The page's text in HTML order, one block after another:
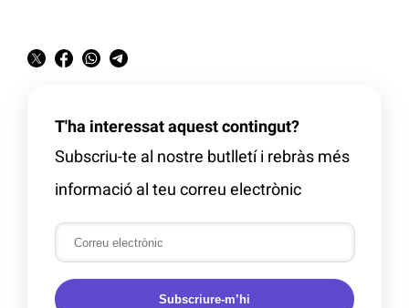
T'ha interessat aquest contingut?
Subscriu-te al nostre butlletí i rebràs més
informació al teu correu electrònic
Subscriure-m’hi